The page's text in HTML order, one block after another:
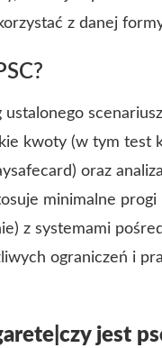
z danej
kwoty (w tym test
oraz
minimalne progi
z systemami
ograniczeń i
jest